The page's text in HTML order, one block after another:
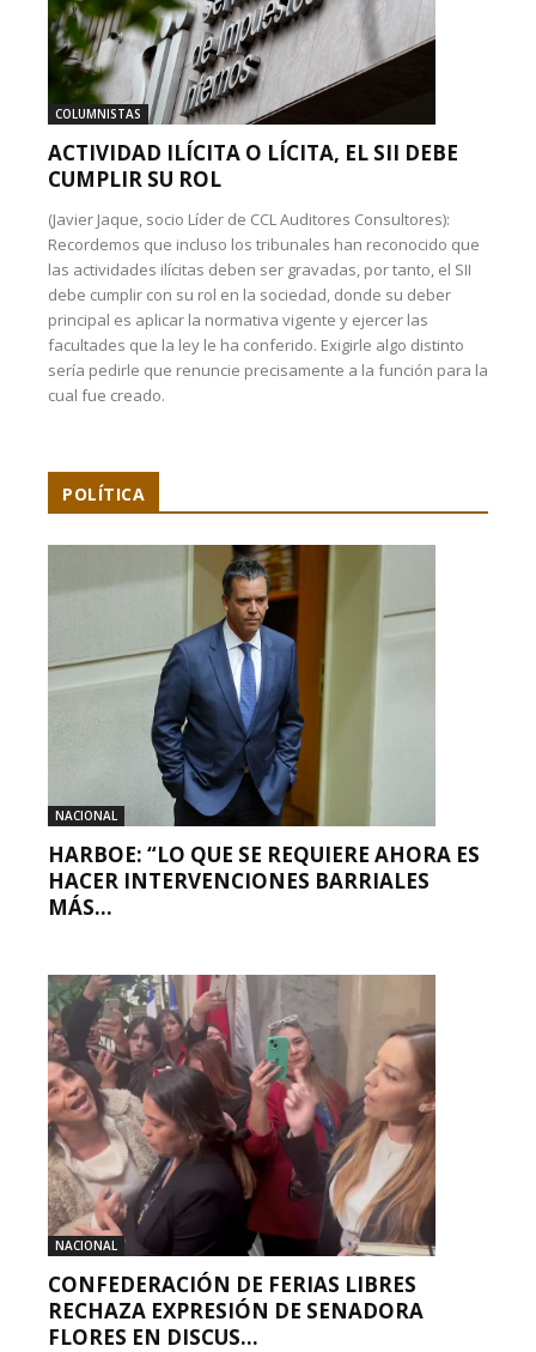
COLUMNISTAS
ACTIVIDAD ILÍCITA O LÍCITA, EL SII DEBE
CUMPLIR SU ROL
(Javier Jaque, socio Líder de CCL Auditores Consultores):
Recordemos que incluso los tribunales han reconocido que
las actividades ilícitas deben ser gravadas, por tanto, el SII
debe cumplir con su rol en la sociedad, donde su deber
principal es aplicar la normativa vigente y ejercer las
facultades que la ley le ha conferido. Exigirle algo distinto
sería pedirle que renuncie precisamente a la función para la
cual fue creado.
POLÍTICA
NACIONAL
HARBOE: “LO QUE SE REQUIERE AHORA ES
HACER INTERVENCIONES BARRIALES
MÁS...
NACIONAL
CONFEDERACIÓN DE FERIAS LIBRES
RECHAZA EXPRESIÓN DE SENADORA
FLORES EN DISCUS...